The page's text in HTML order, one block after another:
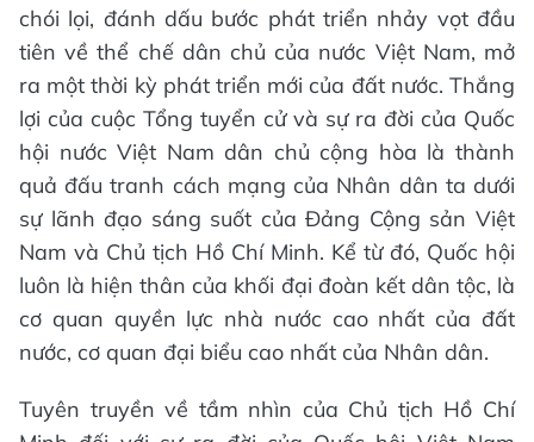
chói lọi, đánh dấu bước phát triển nhảy vọt đầu
tiên về thể chế dân chủ của nước Việt Nam, mở
ra một thời kỳ phát triển mới của đất nước. Thắng
lợi của cuộc Tổng tuyển cử và sự ra đời của Quốc
hội nước Việt Nam dân chủ cộng hòa là thành
quả đấu tranh cách mạng của Nhân dân ta dưới
sự lãnh đạo sáng suốt của Đảng Cộng sản Việt
Nam và Chủ tịch Hồ Chí Minh. Kể từ đó, Quốc hội
luôn là hiện thân của khối đại đoàn kết dân tộc, là
cơ quan quyền lực nhà nước cao nhất của đất
nước, cơ quan đại biểu cao nhất của Nhân dân.
Tuyên truyền về tầm nhìn của Chủ tịch Hồ Chí